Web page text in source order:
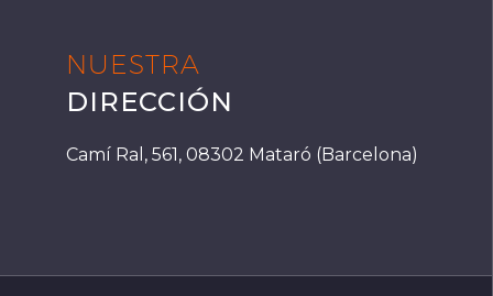
NUESTRA
DIRECCIÓN
Camí Ral, 561, 08302 Mataró (Barcelona)